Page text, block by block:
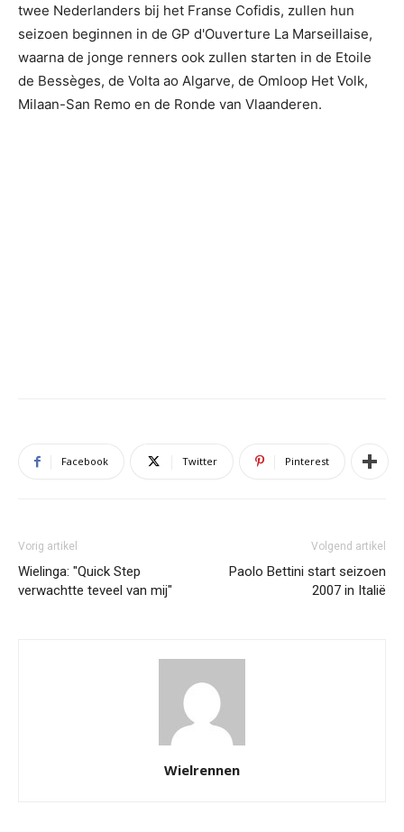
twee Nederlanders bij het Franse Cofidis, zullen hun
seizoen beginnen in de GP d'Ouverture La Marseillaise,
waarna de jonge renners ook zullen starten in de Etoile
de Bessèges, de Volta ao Algarve, de Omloop Het Volk,
Milaan-San Remo en de Ronde van Vlaanderen.
Facebook Twitter Pinterest
Vorig artikel
Wielinga: "Quick Step
verwachtte teveel van mij"
Volgend artikel
Paolo Bettini start seizoen
2007 in Italië
Wielrennen